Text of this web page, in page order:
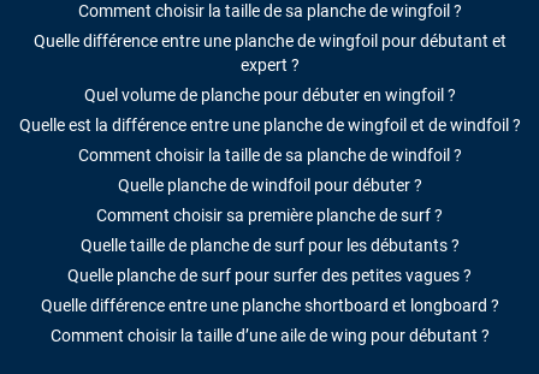
Comment choisir la taille de sa planche de wingfoil ?
Quelle différence entre une planche de wingfoil pour débutant et
expert ?
Quel volume de planche pour débuter en wingfoil ?
Quelle est la différence entre une planche de wingfoil et de windfoil ?
Comment choisir la taille de sa planche de windfoil ?
Quelle planche de windfoil pour débuter ?
Comment choisir sa première planche de surf ?
Quelle taille de planche de surf pour les débutants ?
Quelle planche de surf pour surfer des petites vagues ?
Quelle différence entre une planche shortboard et longboard ?
Comment choisir la taille d’une aile de wing pour débutant ?